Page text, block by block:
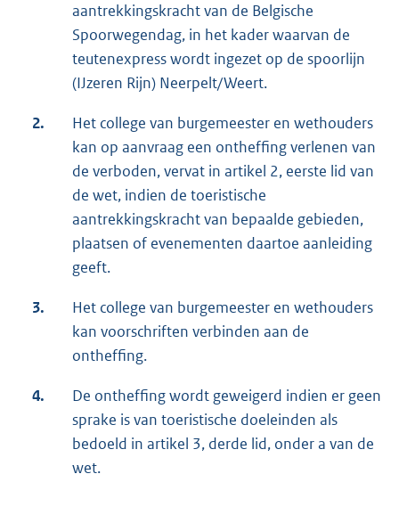
aantrekkingskracht van de Belgische
Spoorwegendag, in het kader waarvan de
teutenexpress wordt ingezet op de spoorlijn
(IJzeren Rijn) Neerpelt/Weert.
2.
Het college van burgemeester en wethouders
kan op aanvraag een ontheffing verlenen van
de verboden, vervat in artikel 2, eerste lid van
de wet, indien de toeristische
aantrekkingskracht van bepaalde gebieden,
plaatsen of evenementen daartoe aanleiding
geeft.
3.
Het college van burgemeester en wethouders
kan voorschriften verbinden aan de
ontheffing.
4.
De ontheffing wordt geweigerd indien er geen
sprake is van toeristische doeleinden als
bedoeld in artikel 3, derde lid, onder a van de
wet.